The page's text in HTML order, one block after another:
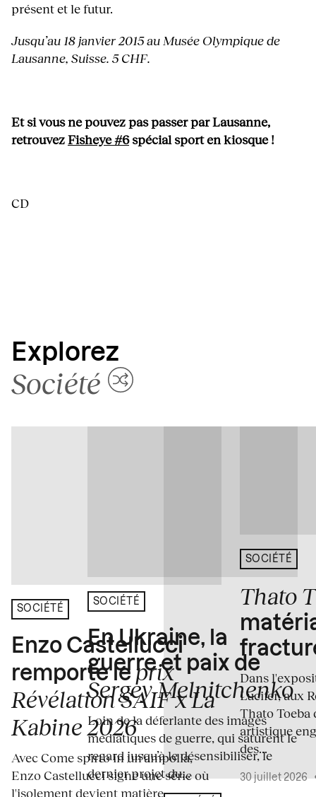
présent et le futur.
Jusqu’au 18 janvier 2015 au Musée Olympique de
Lausanne, Suisse. 5 CHF.
Et si vous ne pouvez pas passer par Lausanne,
retrouvezFisheye #6spécial sport en kiosque !
CD
Explorez
Société
SOCIÉTÉ
Enzo Castellucci
remporte le prix
Révélation SAIF x La
Kabine 2026
Avec Come spirto in un'ampolla,
Enzo Castellucci signe une série où
l'isolement devient matière
SOCIÉTÉ
En Ukraine, la
guerre et paix de
Sergey Melnitchenko
Loin de la déferlante des images
médiatiques de guerre, qui saturent le
regard jusqu’à le désensibiliser, le
dernier projet du...
SOCIÉTÉ
Thato
Dans
Lucifer, aux
Thato Toeba
artistique
des...
30 juillet 2026